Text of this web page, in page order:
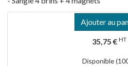
Ajouter au
35,75 € HT
Disponible